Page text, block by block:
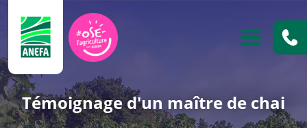
OUVRIR
Témoignage d'un maître de chai